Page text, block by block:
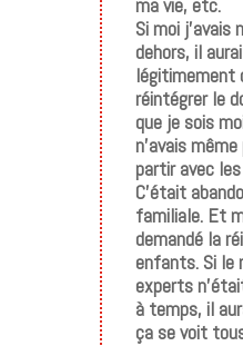
Si moi j’avais
dehors, il
légitimement
réintégrer le
que je sois
n’avais
partir avec
C’était
familiale. Et
demandé la
enfants. Si le
experts
à temps, il
ça se voit